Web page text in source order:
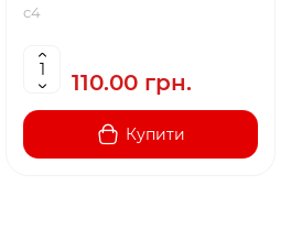
c4
110.00 грн.
Купити